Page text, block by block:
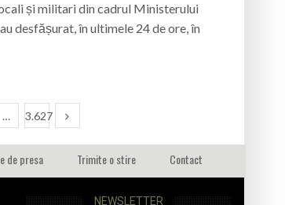
și militari din cadrul Ministerului
desfășurat, în ultimele 24 de ore, în
… 3.627
de presa Trimite o stire Contact
NEWSLETTER